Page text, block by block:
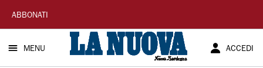
La
Nuova
Sardegna
ABBONATI
MENU ACCEDI